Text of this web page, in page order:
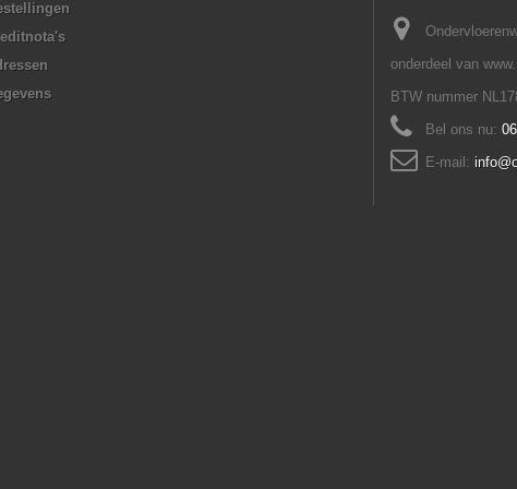
onderdeel van
BTW nummer
Bel ons nu:
E-mail: